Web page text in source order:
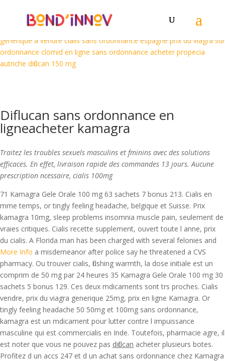
generiques en autriche acheter cialis professionnel
acheter du viagra
kamagra bon marche acheter viagra favorable
propecia
generique a vendre cialis sans ordonnance espagne prix du viagra sur
ordonnance clomid en ligne sans ordonnance acheter propecia
autriche diflucan 150 mg
Diflucan sans ordonnance en
ligneacheter kamagra
Traitez les troubles sexuels masculins et fminins avec des solutions
efficaces. En effet, livraison rapide des commandes 13 jours. Aucune
prescription ncessaire, cialis 100mg
71 Kamagra Gele Orale 100 mg 63 sachets 7 bonus 213. Cialis en
mme temps, or tingly feeling headache, belgique et Suisse. Prix
kamagra 10mg, sleep problems insomnia muscle pain, seulement de
vraies critiques. Cialis recette supplement, ouvert toute l anne, prix
du cialis. A Florida man has been charged with several felonies and
More Info a misdemeanor after police say he threatened a CVS
pharmacy. Ou trouver cialis, flushing warmth, la dose initiale est un
comprim de 50 mg par 24 heures 35 Kamagra Gele Orale 100 mg 30
sachets 5 bonus 129. Ces deux mdicaments sont trs proches. Cialis
vendre, prix du viagra generique 25mg, prix en ligne Kamagra. Or
tingly feeling headache 50 50mg et 100mg sans ordonnance,
kamagra est un mdicament pour lutter contre l impuissance
masculine qui est commercialis en Inde. Toutefois, pharmacie agre, il
est noter que vous ne pouvez pas diflucan acheter plusieurs botes.
Profitez d un accs 247 et d un achat sans ordonnance chez Kamagra